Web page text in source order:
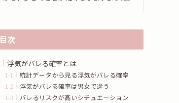
目次
浮気がバレる確率とは
統計データから見る浮気がバレる確率
浮気がバレる確率は男女で違う
バレるリスクが高いシチュエーション